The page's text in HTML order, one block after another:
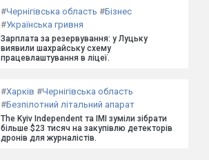
#Чернігівська область #Бізнес
#Українська гривня
Зарплата за резервування: у Луцьку
виявили шахрайську схему
працевлаштування в ліцеї.
#Харків #Чернігівська область
#Безпілотний літальний апарат
The Kyiv Independent та ІМІ зуміли зібрати
більше $23 тисяч на закупівлю детекторів
дронів для журналістів.